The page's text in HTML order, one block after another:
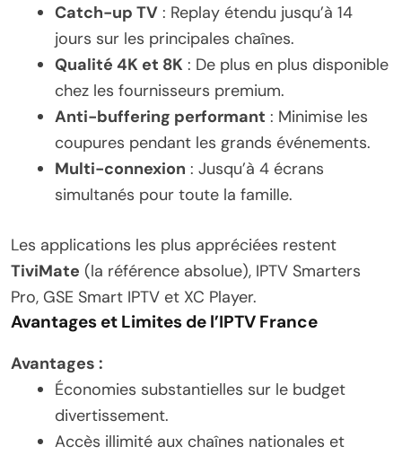
Catch-up TV : Replay étendu jusqu’à 14
jours sur les principales chaînes.
Qualité 4K et 8K : De plus en plus disponible
chez les fournisseurs premium.
Anti-buffering performant : Minimise les
coupures pendant les grands événements.
Multi-connexion : Jusqu’à 4 écrans
simultanés pour toute la famille.
Les applications les plus appréciées restent
TiviMate (la référence absolue), IPTV Smarters
Pro, GSE Smart IPTV et XC Player.
Avantages et Limites de l’IPTV France
Avantages :
Économies substantielles sur le budget
divertissement.
Accès illimité aux chaînes nationales et